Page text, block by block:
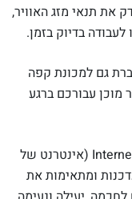
את תנאי מזג האוויר,
בדיוק בזמן.
גם למכונת קפה
עבורכם ברגע
זהו הכוח של IoT או באריכות Internet of Things (אינטרנט של
ומתאימות את